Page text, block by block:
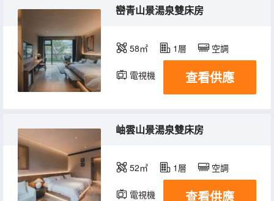
巒青山景湯泉雙床房
58㎡ 1層 空調
電視機 查看供應
岫雲山景湯泉雙床房
52㎡ 1層 空調
電視機 查看供應